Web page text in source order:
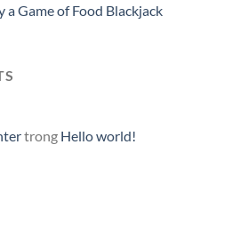
a Game of Food Blackjack
trong Hello world!